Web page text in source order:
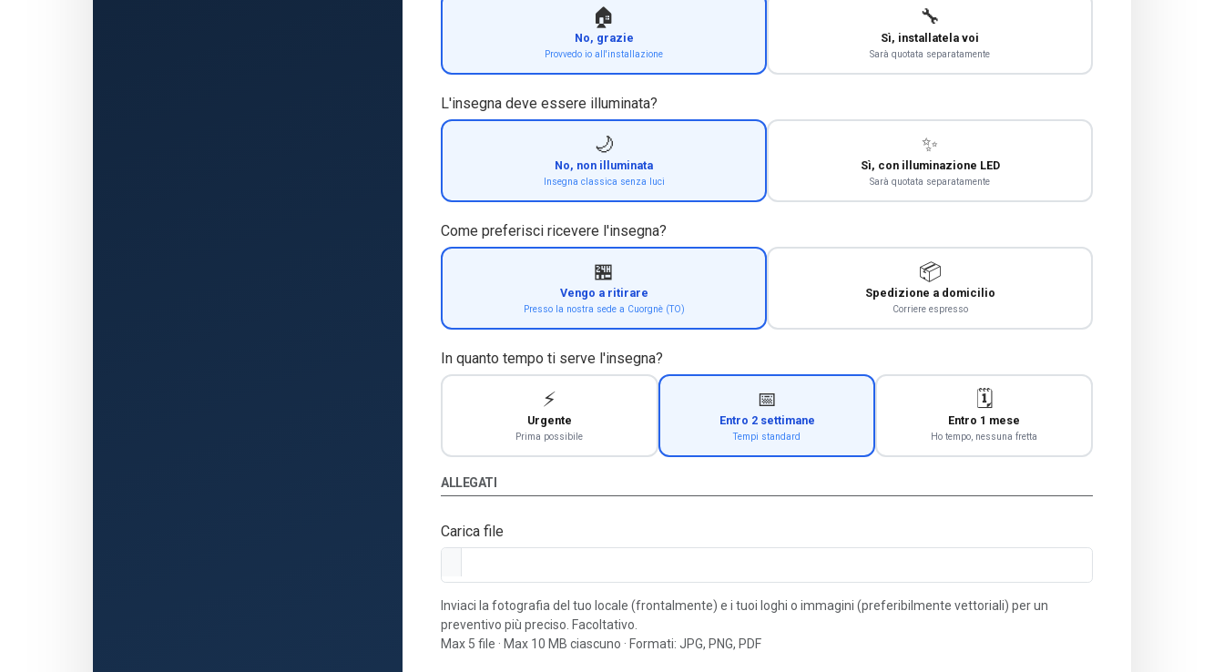
🏠
No, grazie
Provvedo io all'installazione
🔧
Sì, installatela voi
Sarà quotata separatamente
L'insegna deve essere illuminata?
🌙
No, non illuminata
Insegna classica senza luci
✨
Sì, con illuminazione LED
Sarà quotata separatamente
Come preferisci ricevere l'insegna?
🏪
Vengo a ritirare
Presso la nostra sede a Cuorgnè (TO)
📦
Spedizione a domicilio
Corriere espresso
In quanto tempo ti serve l'insegna?
⚡
Urgente
Prima possibile
📅
Entro 2 settimane
Tempi standard
🗓️
Entro 1 mese
Ho tempo, nessuna fretta
ALLEGATI
Carica file
Inviaci la fotografia del tuo locale (frontalmente) e i tuoi loghi o immagini (preferibilmente vettoriali) per un
preventivo più preciso. Facoltativo.
Max 5 file · Max 10 MB ciascuno · Formati: JPG, PNG, PDF